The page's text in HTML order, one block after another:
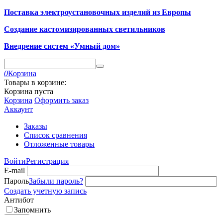
Поставка электроустановочных изделий из Европы
Создание кастомизированных светильников
Внедрение систем «Умный дом»
0Корзина
Товары в корзине:
Корзина пуста
Корзина Оформить заказ
Аккаунт
Заказы
Список сравнения
Отложенные товары
ВойтиРегистрация
E-mail
ПарольЗабыли пароль?
Создать учетную запись
Антибот
Запомнить